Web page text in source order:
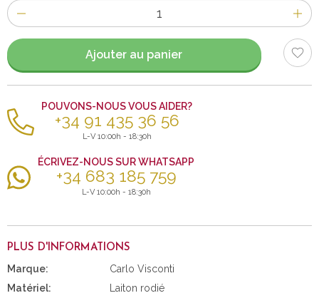
Nombre
d'items
Ajouter au panier
POUVONS-NOUS VOUS AIDER?
+34 91 435 36 56
L-V 10:00h - 18:30h
ÉCRIVEZ-NOUS SUR WHATSAPP
+34 683 185 759
L-V 10:00h - 18:30h
PLUS D'INFORMATIONS
Marque:
Carlo Visconti
Matériel:
Laiton rodié